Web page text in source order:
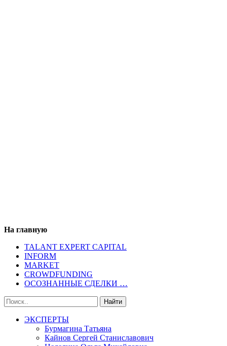
На главную
TALANT EXPERT CAPITAL
INFORM
MARKET
CROWDFUNDING
ОСОЗНАННЫЕ СДЕЛКИ …
ЭКСПЕРТЫ
Бурмагина Татьяна
Кайнов Сергей Станиславович